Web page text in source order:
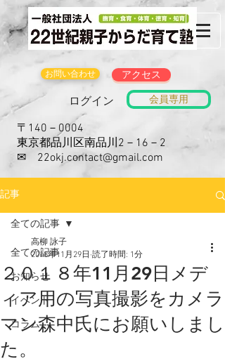
お問い合わせ アクセス
ログイン 会員専用
〒140－0004
東京都品川区南品川2－16－2
​✉ 22okj.contact@gmail.com
記事
全ての記事
お知らせ
イベント
コラム
全ての記事
２０１８年11月29日メデ
ィア用の写真撮影をカメラ
マン森中氏にお願いしまし
た。
高柳 詠子
2018年11月29日 読了時間: 1分